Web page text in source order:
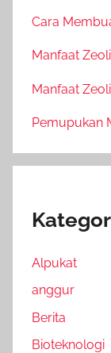
Cara
Manfaat
Manfaat
Pemupukan
Alpukat
anggur
Berita
Bioteknologi